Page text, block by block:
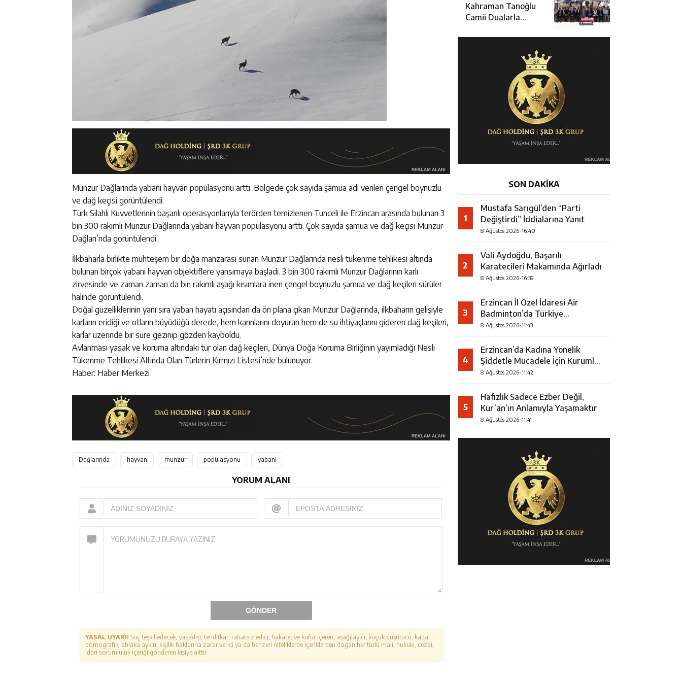
Munzur Dağlarında yabani hayvan popülasyonu arttı. Bölgede çok sayıda şamua adı verilen çengel boynuzlu
ve dağ keçisi görüntülendi.
Türk Silahlı Kuvvetlerinin başarılı operasyonlarıyla terörden temizlenen Tunceli ile Erzincan arasında bulunan 3
bin 300 rakımlı Munzur Dağlarında yabani hayvan popülasyonu arttı. Çok sayıda şamua ve dağ keçisi Munzur
Dağları’nda görüntülendi.
İlkbaharla birlikte muhteşem bir doğa manzarası sunan Munzur Dağlarında nesli tükenme tehlikesi altında
bulunan birçok yabani hayvan objektiflere yansımaya başladı. 3 bin 300 rakımlı Munzur Dağlarının karlı
zirvesinde ve zaman zaman da bin rakımlı aşağı kısımlara inen çengel boynuzlu şamua ve dağ keçileri sürüler
halinde görüntülendi.
Doğal güzelliklerinin yanı sıra yaban hayatı açısından da ön plana çıkan Munzur Dağlarında, ilkbaharın gelişiyle
karların eridiği ve otların büyüdüğü derede, hem karınlarını doyuran hem de su ihtiyaçlarını gideren dağ keçileri,
karlar üzerinde bir süre gezinip gözden kayboldu.
Avlanması yasak ve koruma altındaki tür olan dağ keçileri, Dünya Doğa Koruma Birliğinin yayımladığı Nesli
Tükenme Tehlikesi Altında Olan Türlerin Kırmızı Listesi’nde bulunuyor.
Haber: Haber Merkezi
Dağlarında hayvan munzur popülasyonu yabani
YORUM ALANI
GÖNDER
YASAL UYARI! Suç teşkil edecek, yasadışı, tehditkar, rahatsız edici, hakaret ve küfür içeren, aşağılayıcı, küçük düşürücü, kaba,
pornografik, ahlaka aykırı, kişilik haklarına zarar verici ya da benzeri niteliklerde içeriklerden doğan her türlü mali, hukuki, cezai,
idari sorumluluk içeriği gönderen kişiye aittir.
Ziyaret
Kahraman Tanoğlu
Camii Dualarla
SON DAKİKA
1
Mustafa Sarıgül’den “Parti
Değiştirdi” İddialarına Yanıt
8 Ağustos 2026-16:40
2
Vali Aydoğdu, Başarılı
Karatecileri Makamında Ağırladı
8 Ağustos 2026-16:39
3
Erzincan İl Özel İdaresi Air
Badminton’da Türkiye
Şampiyonu Oldu
8 Ağustos 2026-11:43
4
Erzincan’da Kadına Yönelik
Şiddetle Mücadele İçin Kurumlar
Bir Araya Geldi
8 Ağustos 2026-11:42
5
Hafızlık Sadece Ezber Değil,
Kur’an’ın Anlamıyla Yaşamaktır
8 Ağustos 2026-11:41